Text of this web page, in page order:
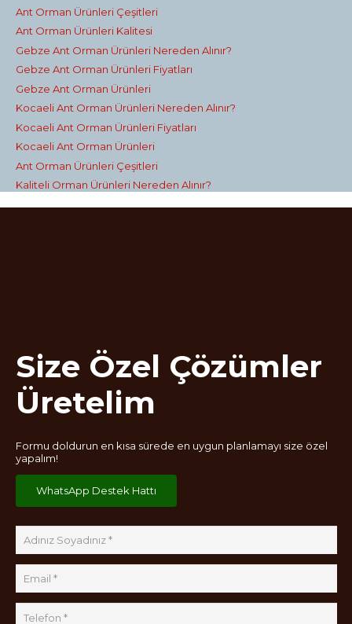
Ant Orman Ürünleri Çeşitleri
Ant Orman Ürünleri Kalitesi
Gebze Ant Orman Ürünleri Nereden Alınır?
Gebze Ant Orman Ürünleri Fiyatları
Gebze Ant Orman Ürünleri
Kocaeli Ant Orman Ürünleri Nereden Alınır?
Kocaeli Ant Orman Ürünleri Fiyatları
Kocaeli Ant Orman Ürünleri
Ant Orman Ürünleri Çeşitleri
Kaliteli Orman Ürünleri Nereden Alınır?
Size Özel Çözümler
Üretelim
Formu doldurun en kısa sürede en uygun planlamayı size özel
yapalım!
WhatsApp Destek Hattı